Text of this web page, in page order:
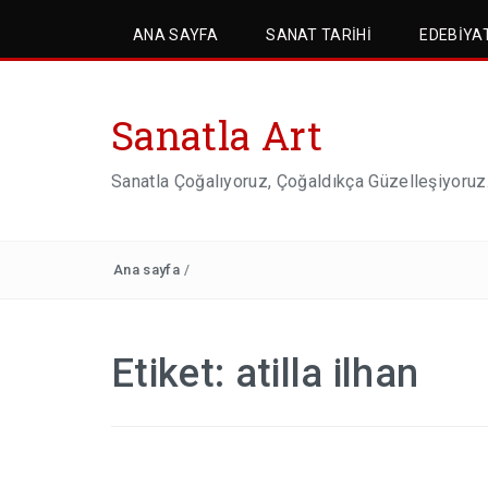
ANA SAYFA SANAT TARIHI
Sanatla Art
Sanatla Çoğalıyoruz, Çoğaldıkça Güzelleşiyoruz.
Ana sayfa /
Etiket: atilla ilhan